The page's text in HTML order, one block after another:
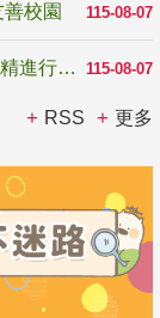
115-08-07
校園
115-08-07
強化學習歷程檔案推動效能 國教署攜手學校精進行政與教學支持
RSS 更多